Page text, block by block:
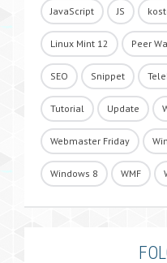
JavaScript JS
Linux Mint 12 Peer
SEO Snippet
Tutorial Update
Webmaster Friday
Windows 8 WMF